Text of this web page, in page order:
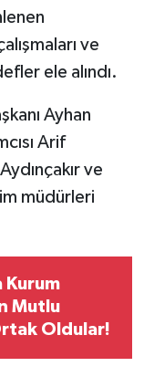
ve
ele alındı.
Ayhan
Arif
ve
müdürleri
Kurum
Mutlu
Oldular!